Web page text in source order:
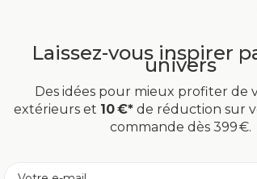
bloquent le store vertical afin
Espace
Laissez-vous inspirer
univers
Des idées pour mieux profiter de
extérieurs et 10 €* de réduction sur
commande dès 399 €.